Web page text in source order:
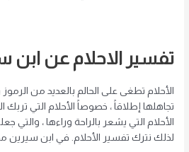
تفسير الاحلام عن ابن
الأحلام تطغى على الحالم بالعديد من الرموز
تجاهلها إطلاقاً ، خصوصاً الأحلام التي تربك
الأحلام التي يشعر بالراحة وراءها ، والتي
لذلك نترك تفسير الأحلام. في ابن سيرين